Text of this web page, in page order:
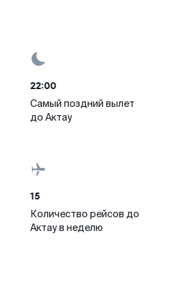
22:00
Самый поздний вылет
до Актау
15
Количество рейсов до
Актау в неделю